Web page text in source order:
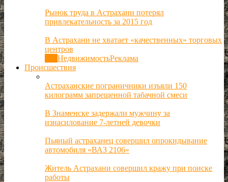
Рынок труда в Астрахани потерял
привлекательность за 2015 год
В Астрахани не хватает «качественных» торговых
центров
НедвижимостьРеклама
Происшествия
Астраханские пограничники изъяли 150
килограмм запрещенной табачной смеси
В Знаменске задержали мужчину за
изнасилование 7-летней девочки
Пьяный астраханец совершил опрокидывание
автомобиля «ВАЗ 2106»
Житель Астрахани совершил кражу при поиске
работы